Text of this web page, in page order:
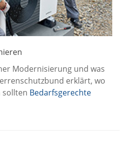
Modernisierung und was
erklärt, wo
sollten Bedarfsgerechte